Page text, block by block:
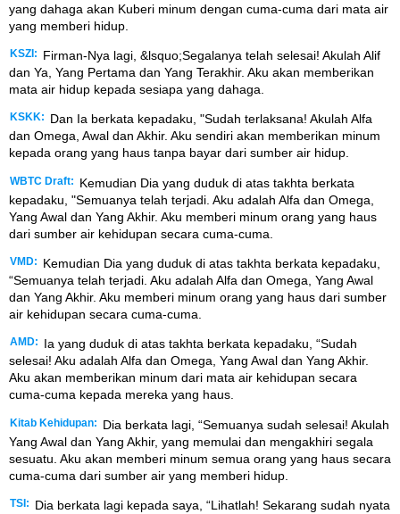
yang dahaga akan Kuberi minum dengan cuma-cuma dari mata air
yang memberi hidup.
KSZI:
Firman-Nya lagi, &lsquo;Segalanya telah selesai! Akulah Alif
dan Ya, Yang Pertama dan Yang Terakhir. Aku akan memberikan
mata air hidup kepada sesiapa yang dahaga.
KSKK:
Dan Ia berkata kepadaku, "Sudah terlaksana! Akulah Alfa
dan Omega, Awal dan Akhir. Aku sendiri akan memberikan minum
kepada orang yang haus tanpa bayar dari sumber air hidup.
WBTC Draft:
Kemudian Dia yang duduk di atas takhta berkata
kepadaku, "Semuanya telah terjadi. Aku adalah Alfa dan Omega,
Yang Awal dan Yang Akhir. Aku memberi minum orang yang haus
dari sumber air kehidupan secara cuma-cuma.
VMD:
Kemudian Dia yang duduk di atas takhta berkata kepadaku,
“Semuanya telah terjadi. Aku adalah Alfa dan Omega, Yang Awal
dan Yang Akhir. Aku memberi minum orang yang haus dari sumber
air kehidupan secara cuma-cuma.
AMD:
Ia yang duduk di atas takhta berkata kepadaku, “Sudah
selesai! Aku adalah Alfa dan Omega, Yang Awal dan Yang Akhir.
Aku akan memberikan minum dari mata air kehidupan secara
cuma-cuma kepada mereka yang haus.
Kitab Kehidupan:
Dia berkata lagi, “Semuanya sudah selesai! Akulah
Yang Awal dan Yang Akhir, yang memulai dan mengakhiri segala
sesuatu. Aku akan memberi minum semua orang yang haus secara
cuma-cuma dari sumber air yang memberi hidup.
TSI:
Dia berkata lagi kepada saya, “Lihatlah! Sekarang sudah nyata